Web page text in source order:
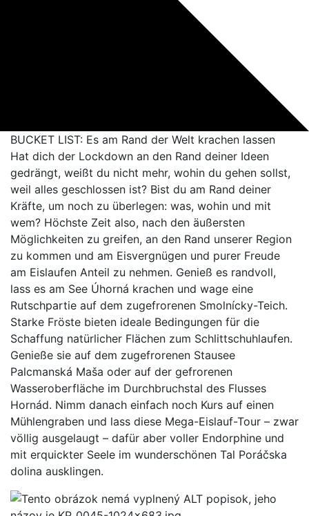
BUCKET LIST: Es am Rand der Welt krachen lassen
Hat dich der Lockdown an den Rand deiner Ideen
gedrängt, weißt du nicht mehr, wohin du gehen sollst,
weil alles geschlossen ist? Bist du am Rand deiner
Kräfte, um noch zu überlegen: was, wohin und mit
wem? Höchste Zeit also, nach den äußersten
Möglichkeiten zu greifen, an den Rand unserer Region
zu kommen und am Eisvergnügen und purer Freude
am Eislaufen Anteil zu nehmen. Genieß es randvoll,
lass es am See Úhorná krachen und wage eine
Rutschpartie auf dem zugefrorenen Smolnícky-Teich.
Starke Fröste bieten ideale Bedingungen für die
Schaffung natürlicher Flächen zum Schlittschuhlaufen.
Genieße sie auf dem zugefrorenen Stausee
Palcmanská Maša oder auf der gefrorenen
Wasseroberfläche im Durchbruchstal des Flusses
Hornád. Nimm danach einfach noch Kurs auf einen
Mühlengraben und lass diese Mega-Eislauf-Tour – zwar
völlig ausgelaugt – dafür aber voller Endorphine und
mit erquickter Seele im wunderschönen Tal Poráčska
dolina ausklingen.